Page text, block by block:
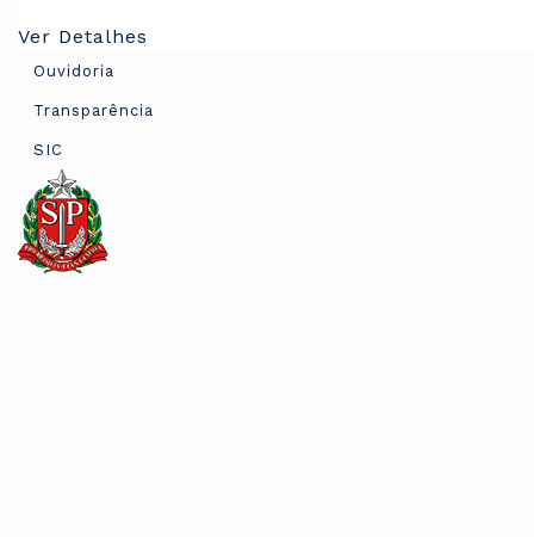
Ver Detalhes
Ouvidoria
Transparência
SIC